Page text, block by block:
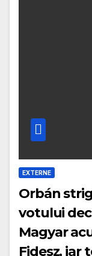
EXTERNE
Orbán
votului
Magyar
Fidesz, iar